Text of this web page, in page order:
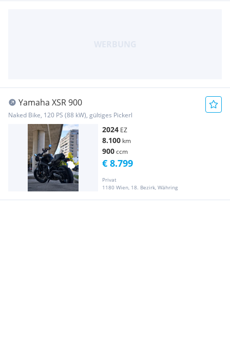
Yamaha XSR 900
Naked Bike, 120 PS (88 kW), gültiges Pickerl
2024 EZ
8.100 km
900ccm
Privat
1180 Wien, 18. Bezirk, Währing
€ 8.799